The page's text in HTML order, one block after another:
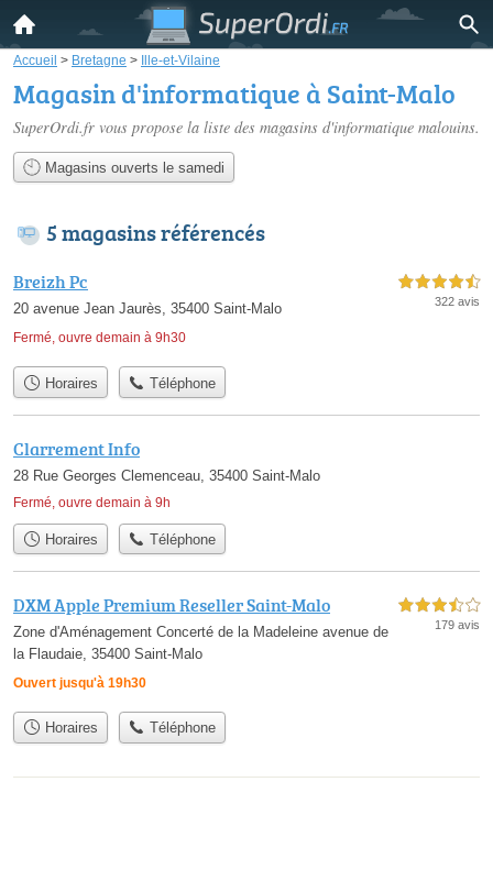
Accueil > Bretagne > Ille-et-Vilaine
Magasin d'informatique à Saint-Malo
SuperOrdi.fr vous propose la liste des magasins d'informatique malouins.
Magasins ouverts le samedi
5 magasins référencés
Breizh Pc
20 avenue Jean Jaurès, 35400 Saint-Malo
Fermé, ouvre demain à 9h30
4,5 étoiles sur 5
322 avis
Horaires Téléphone
Clarrement Info
28 Rue Georges Clemenceau, 35400 Saint-Malo
Fermé, ouvre demain à 9h
Horaires Téléphone
DXM Apple Premium Reseller Saint-Malo
Zone d'Aménagement Concerté de la Madeleine avenue de
la Flaudaie, 35400 Saint-Malo
Ouvert jusqu'à 19h30
3,5 étoiles sur 5
179 avis
Horaires Téléphone